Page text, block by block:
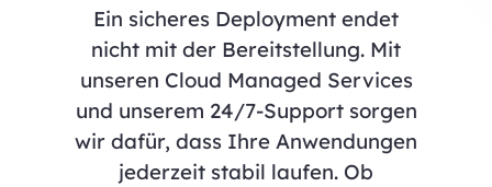
Ein sicheres Deployment endet
nicht mit der Bereitstellung. Mit
unseren Cloud Managed Services
und unserem 24/7-Support sorgen
wir dafür, dass Ihre Anwendungen
jederzeit stabil laufen. Ob